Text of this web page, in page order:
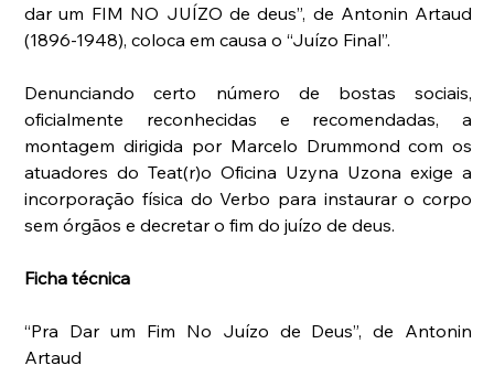
dar um FIM NO JUÍZO de deus”, de Antonin Artaud
(1896-­1948), coloca em causa o “Juízo Final”.
Denunciando certo número de bostas sociais,
oficialmente reconhecidas e recomendadas, a
montagem dirigida por Marcelo Drummond com os
atuadores do Teat(r)o Oficina Uzyna Uzona exige a
incorporação física do Verbo para instaurar o corpo
sem órgãos e decretar o fim do juízo de deus.
Ficha técnica
“Pra Dar um Fim No Juízo de Deus”, de Antonin
Artaud